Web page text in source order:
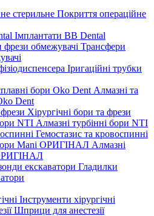
Покриття операційне
Імплантати BB Dental
Трансфери
Іригаційні трубки
Алмазні та
Dent
Хірургічні бори та фрези
Алмазні турбінні бори NTI
Гемостазис та кровоспинні
Алмазні
Гладилки
Інструменти хірургічні
Шприци для анестезії